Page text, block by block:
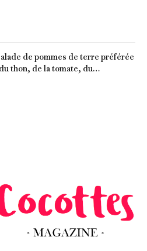
pour les cheveux délicats et
de pommes de terre préférée
thon, de la tomate, du